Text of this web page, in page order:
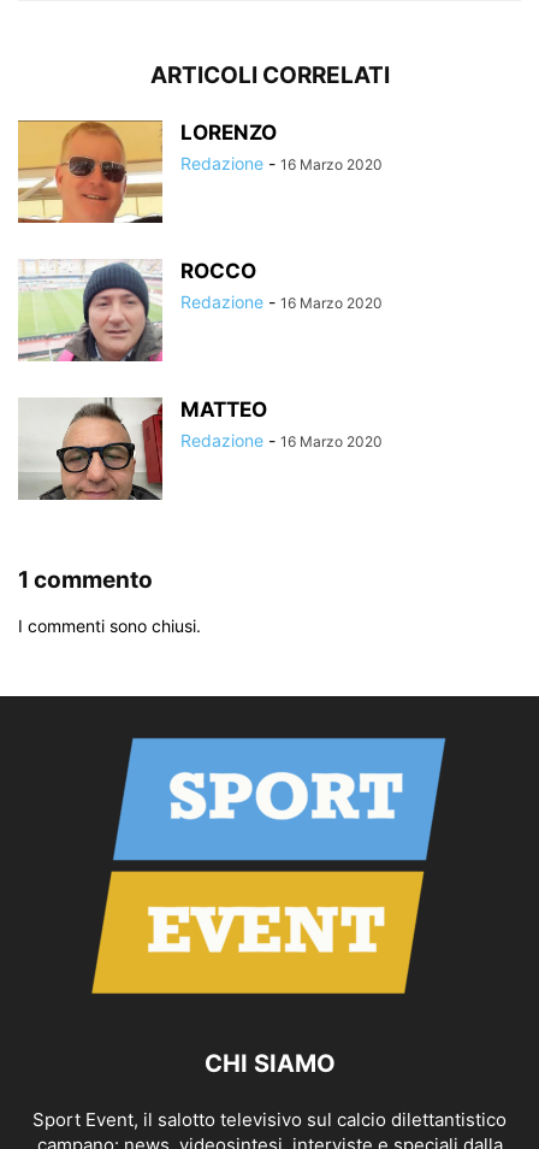
ARTICOLI CORRELATI
LORENZO
Redazione - 16 Marzo 2020
ROCCO
Redazione - 16 Marzo 2020
MATTEO
Redazione - 16 Marzo 2020
1 commento
I commenti sono chiusi.
CHI SIAMO
Sport Event, il salotto televisivo sul calcio dilettantistico